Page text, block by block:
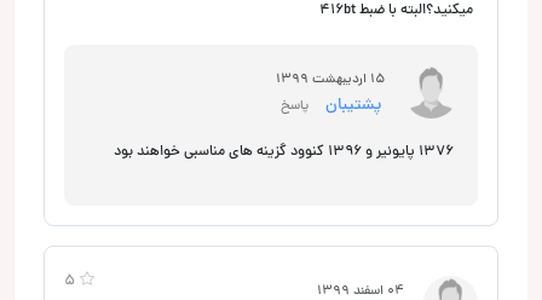
میکنید؟البته با ضبط ۴۱۶bt
15 اردیبهشت 1399
پشتیبان پاسخ
1376 پایونیر و 1396 کنوود گزینه های مناسبی خواهند بود
5 04 اسفند 1399